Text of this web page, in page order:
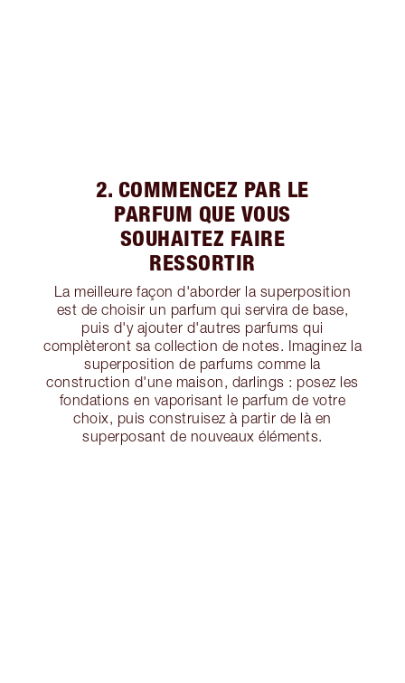
2. COMMENCEZ PAR LE
PARFUM QUE VOUS
SOUHAITEZ FAIRE
RESSORTIR
La meilleure façon d'aborder la superposition
est de choisir un parfum qui servira de base,
puis d'y ajouter d'autres parfums qui
complèteront sa collection de notes. Imaginez la
superposition de parfums comme la
construction d'une maison, darlings : posez les
fondations en vaporisant le parfum de votre
choix, puis construisez à partir de là en
superposant de nouveaux éléments.